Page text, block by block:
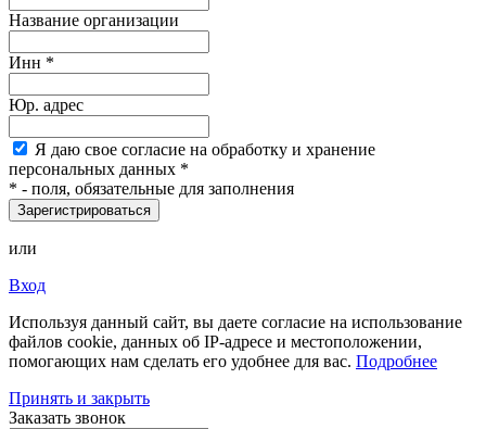
Название организации
Инн *
Юр. адрес
Я даю свое согласие на обработку и хранение
персональных данных *
* - поля, обязательные для заполнения
Зарегистрироваться
или
Вход
Используя данный сайт, вы даете согласие на использование
файлов cookie, данных об IP-адресе и местоположении,
помогающих нам сделать его удобнее для вас. Подробнее
Принять и закрыть
Заказать звонок